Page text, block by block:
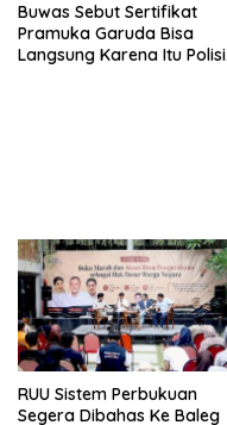
Buwas Sebut Sertifikat
Pramuka Garuda Bisa
Langsung Karena Itu Polisi
RUU Sistem Perbukuan
Segera Dibahas Ke Baleg